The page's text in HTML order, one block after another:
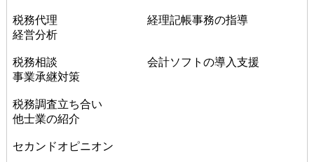
税務代理 経理記帳事務の指導
経営分析
税務相談 会計ソフトの導入支援
事業承継対策
税務調査立ち合い
他士業の紹介
セカンドオピニオン